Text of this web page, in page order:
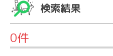
検索結果
0件